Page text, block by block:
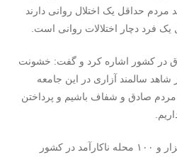
بهداشتی ۲۳ تا ۲۵ درصد مردم حداقل یک اختلال روانی دارند
یک فرد دچار اختلالات روانی است.
در کشور اشاره کرد و گفت: خشونت
سالمند آزاری در این جامعه
مردم صادق و شفاف باشیم و پرداختن
.
موسوی چلک خاطرنشان کرد: هزار و ۱۰۰ محله ناکارآمد در کشور